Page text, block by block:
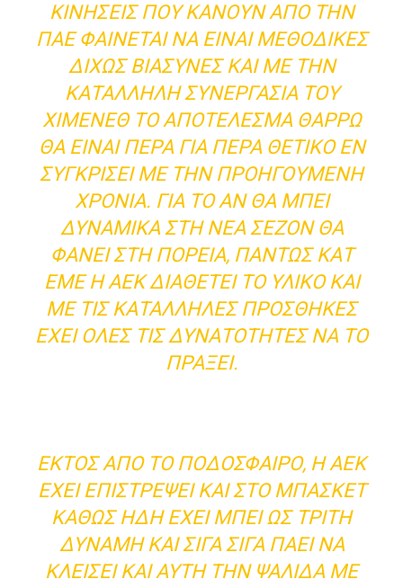
ΚΙΝΉΣΕΙΣ ΠΟΥ ΚΆΝΟΥΝ ΑΠΌ ΤΗΝ
ΠΑΕ ΦΑΊΝΕΤΑΙ ΝΑ ΕΊΝΑΙ ΜΕΘΟΔΙΚΈΣ
ΔΊΧΩΣ ΒΙΑΣΎΝΕΣ ΚΑΙ ΜΕ ΤΗΝ
ΚΑΤΆΛΛΗΛΗ ΣΥΝΕΡΓΑΣΊΑ ΤΟΥ
ΧΙΜΈΝΕΘ ΤΟ ΑΠΟΤΈΛΕΣΜΑ ΘΑΡΡΏ
ΘΑ ΕΊΝΑΙ ΠΈΡΑ ΓΙΑ ΠΈΡΑ ΘΕΤΙΚΌ ΕΝ
ΣΥΓΚΡΊΣΕΙ ΜΕ ΤΗΝ ΠΡΟΗΓΟΎΜΕΝΗ
ΧΡΟΝΙΆ. ΓΙΑ ΤΟ ΑΝ ΘΑ ΜΠΕΙ
ΔΥΝΑΜΙΚΆ ΣΤΗ ΝΈΑ ΣΕΖΌΝ ΘΑ
ΦΑΝΕΊ ΣΤΗ ΠΟΡΕΊΑ, ΠΆΝΤΩΣ ΚΑΤ
ΕΜΈ Η ΑΕΚ ΔΙΑΘΈΤΕΙ ΤΟ ΥΛΙΚΌ ΚΑΙ
ΜΕ ΤΙΣ ΚΑΤΆΛΛΗΛΕΣ ΠΡΟΣΘΉΚΕΣ
ΈΧΕΙ ΌΛΕΣ ΤΙΣ ΔΥΝΑΤΌΤΗΤΕΣ ΝΑ ΤΟ
ΠΡΆΞΕΙ.
ΕΚΤΌΣ ΑΠΌ ΤΟ ΠΟΔΌΣΦΑΙΡΟ, Η ΑΕΚ
ΈΧΕΙ ΕΠΙΣΤΡΈΨΕΙ ΚΑΙ ΣΤΟ ΜΠΆΣΚΕΤ
ΚΑΘΏΣ ΉΔΗ ΈΧΕΙ ΜΠΕΙ ΩΣ ΤΡΊΤΗ
ΔΎΝΑΜΗ ΚΑΙ ΣΙΓΆ ΣΙΓΆ ΠΆΕΙ ΝΑ
ΚΛΕΊΣΕΙ ΚΑΙ ΑΥΤΉ ΤΗΝ ΨΑΛΊΔΑ ΜΕ